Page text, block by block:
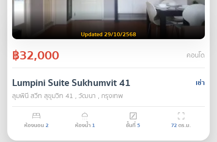
Updated 29/10/2568
฿32,000 คอนโด
เช่า
Lumpini Suite Sukhumvit 41
ลุมพินี สวีท สุขุมวิท 41 , วัฒนา , กรุงเทพ
ห้องนอน 2 ห้องน้ำ 1 ชั้นที่5 72ตร.ม.